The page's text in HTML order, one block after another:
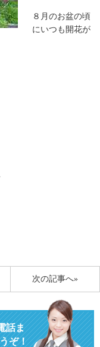
８月のお盆の頃
にいつも開花が
次の記事へ»
話ま
ぞ！